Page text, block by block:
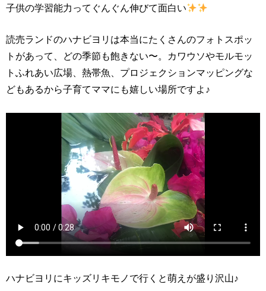
子供の学習能力ってぐんぐん伸びて面白い
読売ランドのハナビヨリは本当にたくさんのフォトスポッ
トがあって、どの季節も飽きない〜。カワウソやモルモッ
トふれあい広場、熱帯魚、プロジェクションマッピングな
どもあるから子育てママにも嬉しい場所ですよ♪
ハナビヨリにキッズリキモノで行くと萌えが盛り沢山♪